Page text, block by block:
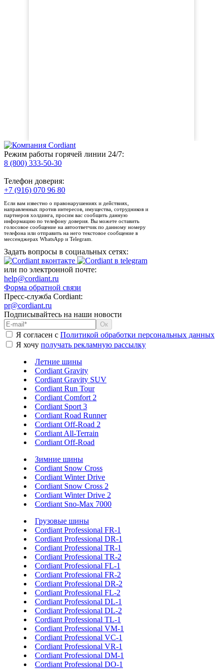
Режим работы горячей линии 24/7:
8 (800) 333-50-30
Телефон доверия:
+7 (916) 070 96 80
Если вам известно о правонарушениях и действиях,
направленных против интересов, имущества, сотрудников и
партнеров холдинга, просим вас сообщить данную
информацию по телефону доверия. Вы можете оставить
голосовое сообщение на автоответчик по данному номеру
телефона или отправить на него текстовое сообщение в
мессенджерах WhatsApp и Telegram.
Задать вопросы в социальных сетях:
или по электронной почте:
help@cordiant.ru
Форма обратной связи
Пресс-служба Cordiant:
pr@cordiant.ru
Подписывайтесь на наши новости
Я согласен с Политикой обработки персональных данных
Я хочу получать рекламную рассылку
Летние шины
Cordiant Gravity
Cordiant Gravity SUV
Cordiant Run Tour
Cordiant Comfort 2
Cordiant Sport 3
Cordiant Road Runner
Cordiant Off-Road 2
Cordiant All-Terrain
Cordiant Off-Road
Зимние шины
Cordiant Snow Cross
Cordiant Winter Drive
Cordiant Snow Cross 2
Cordiant Winter Drive 2
Cordiant Sno-Max 7000
Грузовые шины
Cordiant Professional FR-1
Cordiant Professional DR-1
Cordiant Professional TR-1
Cordiant Professional TR-2
Cordiant Professional FL-1
Cordiant Professional FR-2
Cordiant Professional DR-2
Cordiant Professional FL-2
Cordiant Professional DL-1
Cordiant Professional DL-2
Cordiant Professional TL-1
Cordiant Professional VM-1
Cordiant Professional VC-1
Cordiant Professional VR-1
Cordiant Professional DM-1
Cordiant Professional DO-1